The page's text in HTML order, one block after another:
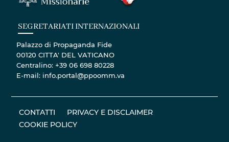
SEGRETARIATI INTERNAZIONALI
Palazzo di Propaganda Fide
00120 CITTA' DEL VATICANO
Centralino: +39 06 698 80228
E-mail: info.portal@ppoomm.va
CONTATTI
PRIVACY E DISCLAIMER
COOKIE POLICY